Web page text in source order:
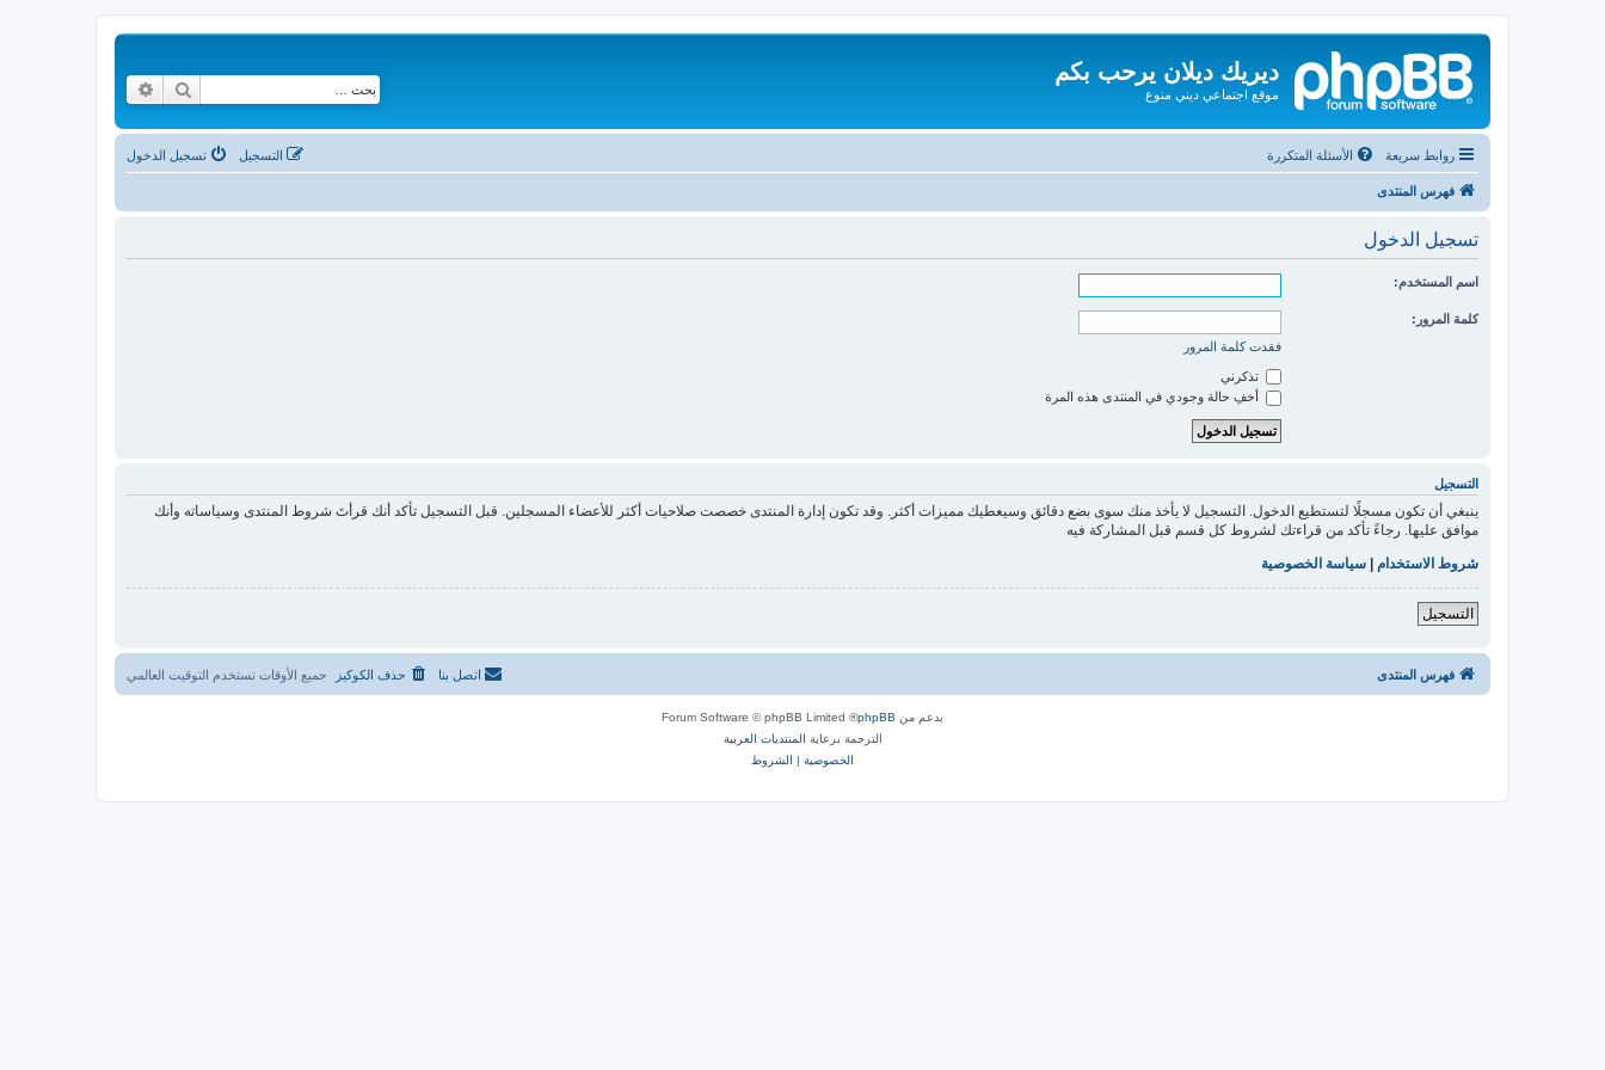
ديريك ديلان يرحب بكم
موقع اجتماعي ديني منوع بحث
روابط سريعة الأسئلة المتكررة تسجيل الدخول التسجيل
فهرس المنتدى
تسجيل الدخول
اسم المستخدم:
كلمة المرور:
فقدت كلمة المرور
تذكرني
أخفِ حالة وجودي في المنتدى هذه المرة
التسجيل
ينبغي أن تكون مسجلًا لتستطيع الدخول. التسجيل لا يأخذ منك سوى بضع دقائق وسيعطيك مميزات أكثر. وقد تكون إدارة المنتدى خصصت صلاحيات أكثر للأعضاء المسجلين. قبل التسجيل تأكد أنك قرأتَ شروط المنتدى وسياساته وأنك
موافق عليها. رجاءً تأكد من قراءتك لشروط كل قسم قبل المشاركة فيه
شروط الاستخدام
سياسة الخصوصية
التسجيل
فهرس المنتدى جميع الأوقات تستخدم التوقيت العالمي حذف الكوكيز اتصل بنا
بدعم من phpBB
® Forum Software © phpBB Limited
الترجمة برعاية المنتديات العربية
الخصوصية | الشروط